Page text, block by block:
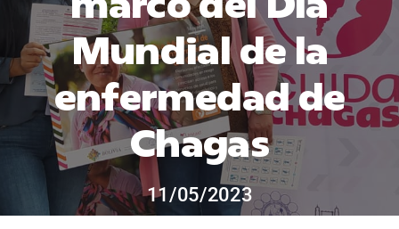
Contacto
Search
for:
Mundial de la
enfermedad de
Chagas
11/05/2023